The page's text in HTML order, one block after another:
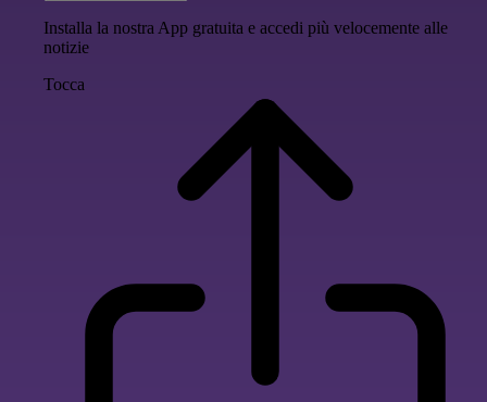
Installa la nostra App gratuita e accedi più velocemente alle
notizie
Tocca